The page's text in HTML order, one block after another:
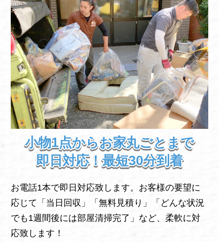
小物1点からお家丸ごとまで
即日対応！最短30分到着
お電話1本で即日対応致します。お客様の要望に
応じて「当日回収」「無料見積り」「どんな状況
でも1週間後には部屋清掃完了」など、柔軟に対
応致します！